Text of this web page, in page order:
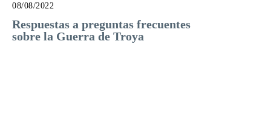
08/08/2022
Respuestas a preguntas frecuentes
sobre la Guerra de Troya